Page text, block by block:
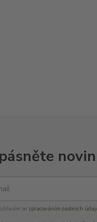
se zpracováním osobních